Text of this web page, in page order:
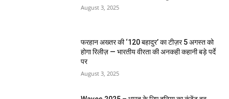
August 3, 2025
फरहान अख्तर की ‘120 बहादुर’ का टीज़र 5 अगस्त को
होगा रिलीज़ — भारतीय वीरता की अनकही कहानी बड़े पर्दे
पर
August 3, 2025